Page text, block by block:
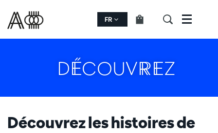
FR Menu
DÉCOUVREZ
Découvrez les histoires de